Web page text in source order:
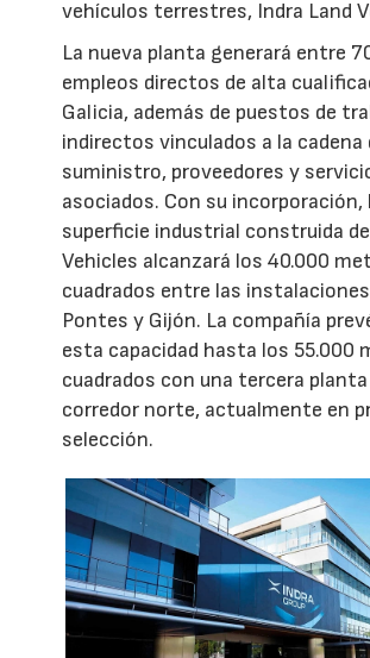
vehículos terrestres, Indra Land
La nueva planta generará entre
empleos directos de alta
Galicia, además de puestos de
indirectos vinculados a la cadena
suministro, proveedores y
asociados. Con su incorporación,
superficie industrial construida
Vehicles alcanzará los 40.000
cuadrados entre las instalaciones
Pontes y Gijón. La compañía
esta capacidad hasta los 55.000
cuadrados con una tercera planta
corredor norte, actualmente en
selección.